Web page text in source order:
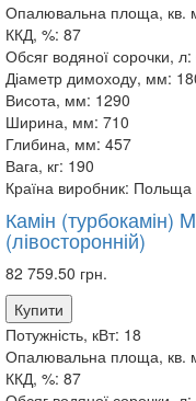
Опалювальна площа, кв.
ККД, %: 87
Обсяг водяної сорочки, л:
Діаметр димоходу, мм:
Висота, мм: 1290
Ширина, мм: 710
Глибина, мм: 457
Вага, кг: 190
Країна виробник: Польща
Камін (турбокамін)
(лівосторонній)
82 759.50 грн.
Купити
Потужність, кВт: 18
Опалювальна площа, кв.
ККД, %: 87